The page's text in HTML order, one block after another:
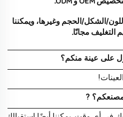
التغليف مجانًا.
?